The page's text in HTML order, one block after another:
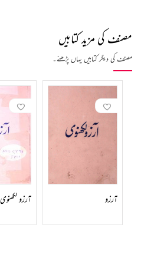
زانوئے ادب تہہ کر کے ان کے حلقہ تلامذہ میں شرکت
جلالؔ لکھنوی زبان کی صحت اور صفائی کا بہت خیال
رشکؔ اور ان کے استاد حضرت ناسخؔ سے ملا تھا۔ اسی
شاگرد آرزو کے ہاتھوں میں دے دیا۔ اس طرح آرزوؔ
تذکروں میں درج ہے کہ ایک بار آرزوؔ کو کسی صاحب نے
تھمتے تھمتے تھمیں گے آنسو
رونا ہے کچھ ہنسی نہیں ہے
اور یہ فرمائش کی کہ اس طرح آسان زبان میں اشعار
کام کیا اور یہ تجویز بہت پسند آئی اور پھر اس راہ پر
یوں بھی ان کی شاعری میں جذبات، احساسات اور تغزل
اور لیکن آرزوؔ نے جو منظر کشی کی ہے وہ دو چاہنے
مصنف کی مزید کتابیں
مصنف کی دیگر کتابیں یہاں پڑھئے۔
آرزو آرزو لکھنوی